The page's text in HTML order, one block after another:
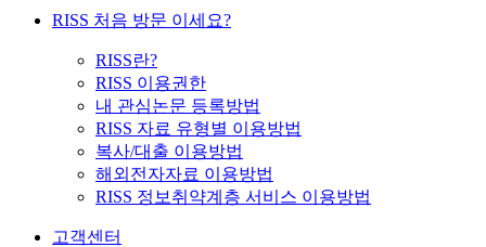
RISS 처음 방문 이세요?
RISS란?
RISS 이용권한
내 관심논문 등록방법
RISS 자료 유형별 이용방법
복사/대출 이용방법
해외전자자료 이용방법
RISS 정보취약계층 서비스 이용방법
고객센터